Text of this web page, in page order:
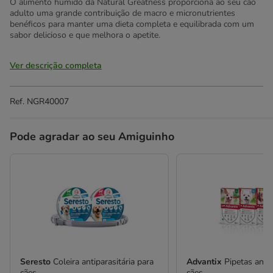
adulto uma grande contribuição de macro e micronutrientes
benéficos para manter uma dieta completa e equilibrada com um
sabor delicioso e que melhora o apetite.
Ver descrição completa
Ref. NGR40007
Pode agradar ao seu Amiguinho
Seresto Coleira antiparasitária para
Advantix Pipetas